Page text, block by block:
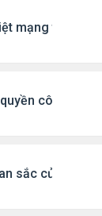
mạng trong
công dân
sắc của Thẩm